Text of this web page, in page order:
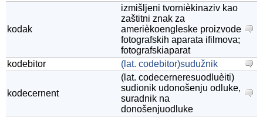
kodak
izmišljeni tvornièkinaziv kao
zaštitni znak za
amerièkoengleske proizvode
fotografskih aparata ifilmova;
fotografskiaparat
kodebitor
(lat. codebitor)sudužnik
kodecernent
(lat. codecerneresuodluèiti)
sudionik udonošenju odluke,
suradnik na
donošenjuodluke